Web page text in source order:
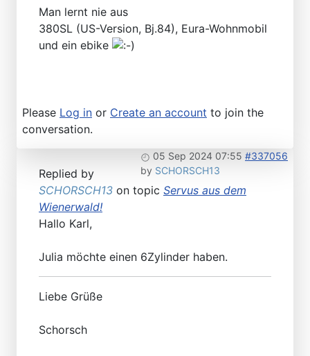
Man lernt nie aus
380SL (US-Version, Bj.84), Eura-Wohnmobil
und ein ebike
Please Log in or Create an account to join the
conversation.
05 Sep 2024 07:55 #337056
by SCHORSCH13
Replied by
SCHORSCH13 on topic Servus aus dem
Wienerwald!
Hallo Karl,
Julia möchte einen 6Zylinder haben.
Liebe Grüße
Schorsch